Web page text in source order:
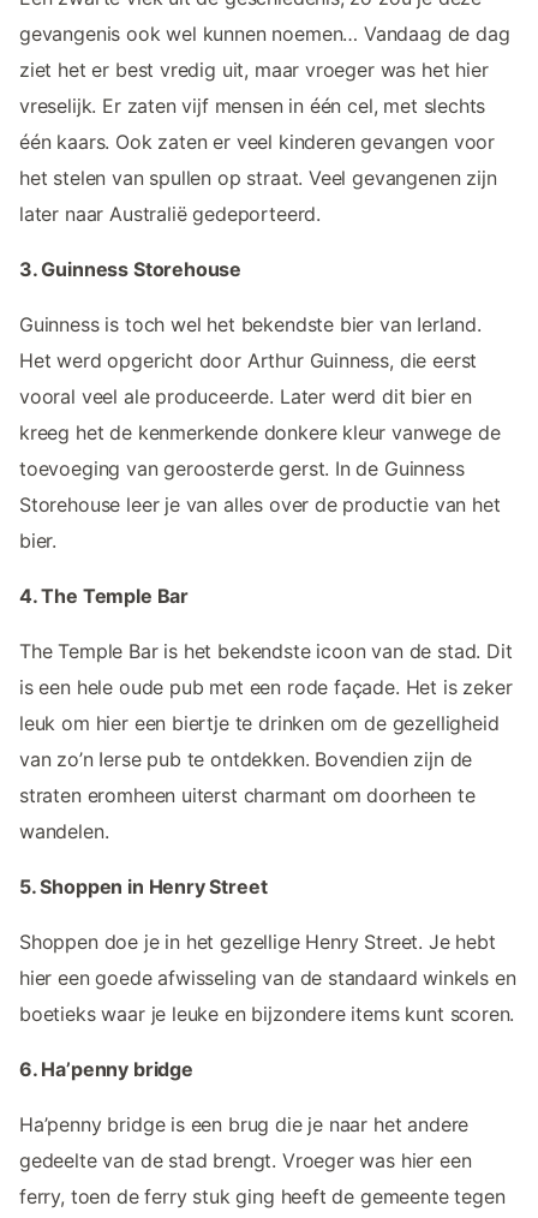
gevangenis ook wel kunnen noemen… Vandaag de dag
ziet het er best vredig uit, maar vroeger was het hier
vreselijk. Er zaten vijf mensen in één cel, met slechts
één kaars. Ook zaten er veel kinderen gevangen voor
het stelen van spullen op straat. Veel gevangenen zijn
later naar Australië gedeporteerd.
3. Guinness Storehouse
Guinness is toch wel het bekendste bier van Ierland.
Het werd opgericht door Arthur Guinness, die eerst
vooral veel ale produceerde. Later werd dit bier en
kreeg het de kenmerkende donkere kleur vanwege de
toevoeging van geroosterde gerst. In de Guinness
Storehouse leer je van alles over de productie van het
bier.
4. The Temple Bar
The Temple Bar is het bekendste icoon van de stad. Dit
is een hele oude pub met een rode façade. Het is zeker
leuk om hier een biertje te drinken om de gezelligheid
van zo’n Ierse pub te ontdekken. Bovendien zijn de
straten eromheen uiterst charmant om doorheen te
wandelen.
5. Shoppen in Henry Street
Shoppen doe je in het gezellige Henry Street. Je hebt
hier een goede afwisseling van de standaard winkels en
boetieks waar je leuke en bijzondere items kunt scoren.
6. Ha’penny bridge
Ha’penny bridge is een brug die je naar het andere
gedeelte van de stad brengt. Vroeger was hier een
ferry, toen de ferry stuk ging heeft de gemeente tegen